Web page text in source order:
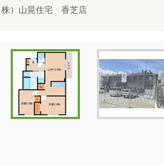
株）山晃住宅 香芝店